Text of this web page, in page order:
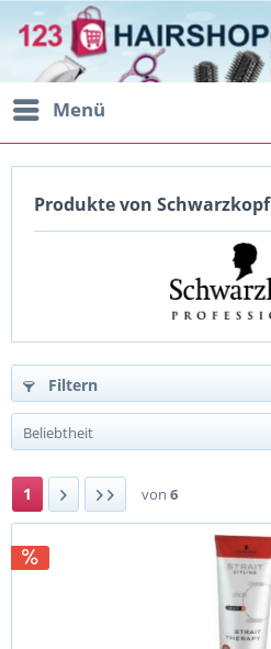
Menü
Produkte von Schwarzkopf
Filtern
1 von 6